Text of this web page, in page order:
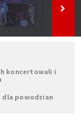
koncertowali i
dla powodzian